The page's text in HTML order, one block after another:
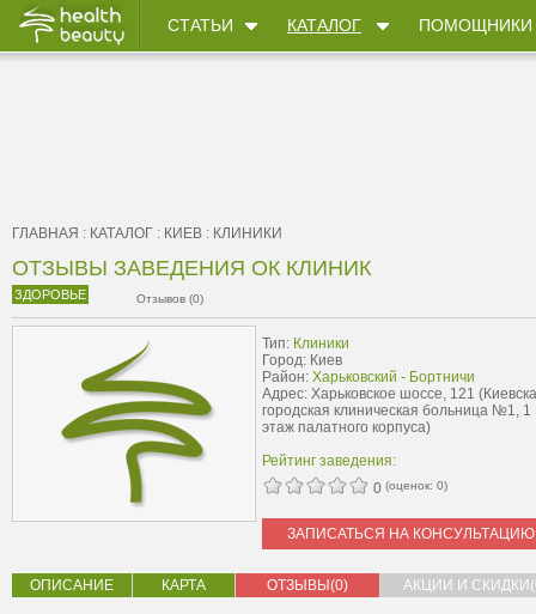
СТАТЬИ КАТАЛОГ ПОМОЩНИКИ
ГЛАВНАЯ : КАТАЛОГ : КИЕВ : КЛИНИКИ
ОТЗЫВЫ ЗАВЕДЕНИЯ ОК КЛИНИК
ЗДОРОВЬЕ Отзывов (0)
Тип: Клиники
Город: Киев
Район: Харьковский - Бортничи
Адрес: Харьковское шоссе, 121
городская клиническая больница №1, 1
этаж палатного корпуса)
Рейтинг заведения:
0 (оценок: 0)
ЗАПИСАТЬСЯ НА КОНСУЛЬТАЦИЮ
ОПИСАНИЕ КАРТА ОТЗЫВЫ(0) АКЦИИ И